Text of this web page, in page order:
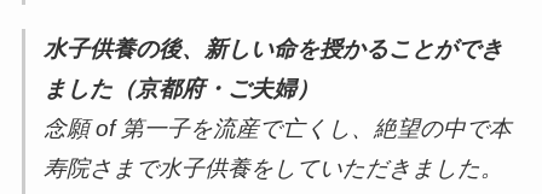
水子供養の後、新しい命を授かることができ
ました（京都府・ご夫婦）
念願 of 第一子を流産で亡くし、絶望の中で本
寿院さまで水子供養をしていただきました。